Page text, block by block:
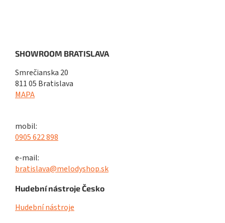
SHOWROOM BRATISLAVA
Smrečianska 20
811 05 Bratislava
MAPA
mobil:
0905 622 898
e-mail:
bratislava@melodyshop.sk
Hudební nástroje Česko
Hudební nástroje